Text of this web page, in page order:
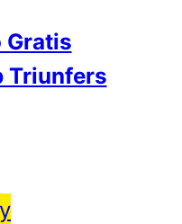
Gratis
Triunfers